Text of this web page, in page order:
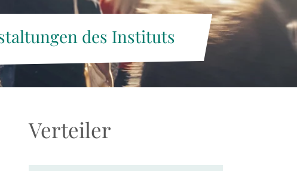
des Instituts
Verteiler